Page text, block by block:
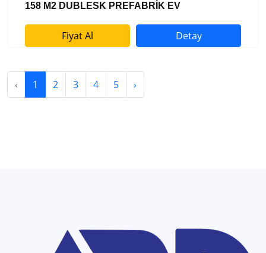
158 M2 DUBLESK PREFABRİK EV
Fiyat Al Detay
‹ 1 2 3 4 5 ›